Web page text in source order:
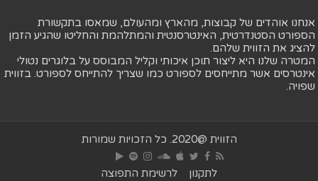
אנחנו אוהדים של קבוצות, מהארץ ומהעולם, שמאסו בתקשורת
הספורט הסטנדרטית, האינטרסנטית והמתלהמת והחליטו שהגיע הזמן
להציג את הזווית שלהם.
המטרה שלנו היא ליצור תוכן איכותי וקליל המבוסס על בלוגרים נטולי
אינטרסים אשר מתייחסים לספורט כמו שצריך להתייחס לספורט. בזווית
שפויה.
הזווית @2020. כל הזכויות שמורות
לתקנון לרשימת התפוצה